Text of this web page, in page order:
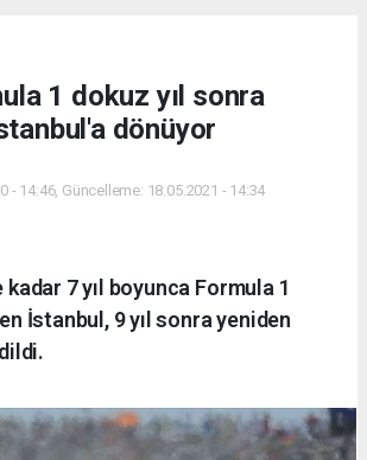
1 dokuz yıl sonra
dönüyor
- 14:46, Güncelleme: 18.05.2021 - 14:34
7 yıl boyunca Formula 1
İstanbul, 9 yıl sonra yeniden